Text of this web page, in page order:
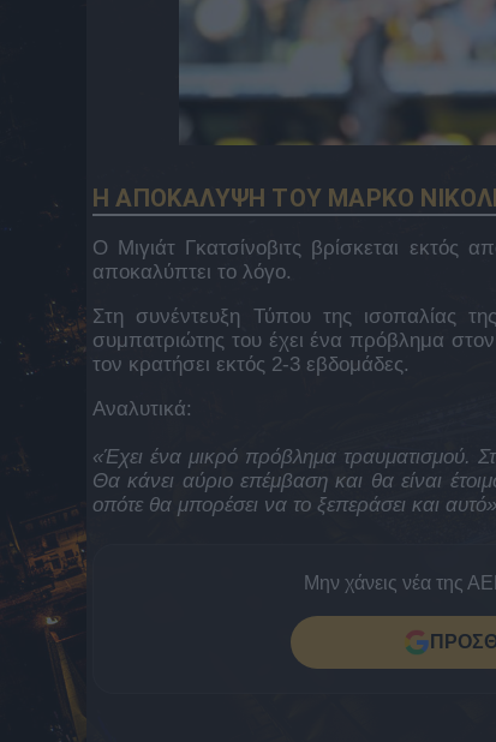
Η ΑΠΟΚΑΛΥΨΗ ΤΟΥ ΜΑΡΚΟ
Ο Μιγιάτ Γκατσίνοβιτς βρίσκεται εκτός
αποκαλύπτει το λόγο.
Στη συνέντευξη Τύπου της ισοπαλίας
συμπατριώτης του έχει ένα πρόβλημα
τον κρατήσει εκτός 2-3 εβδομάδες.
Αναλυτικά:
«Έχει ένα μικρό πρόβλημα τραυματισμού.
Θα κάνει αύριο επέμβαση και θα είναι
οπότε θα μπορέσει να το ξεπεράσει και
Μην χάνεις νέα της